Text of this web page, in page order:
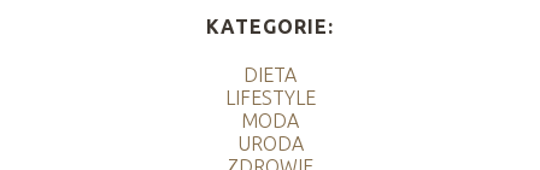
KATEGORIE:
DIETA
LIFESTYLE
MODA
URODA